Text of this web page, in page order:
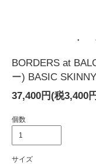
BORDERS at
ー) BASIC
37,400円(税3,400
個数
サイズ